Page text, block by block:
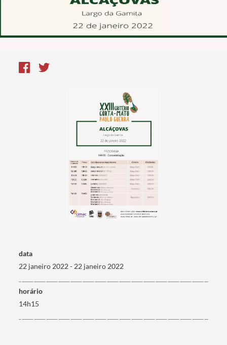
Categorias gerais
data
22 janeiro 2022 - 22 janeiro 2022
horário
14h15